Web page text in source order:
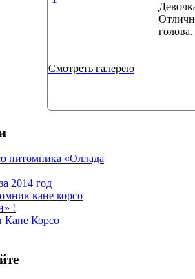
голова.
Смотреть галерею
питомника «Оллада
2014 год
кане корсо
!
Кане Корсо